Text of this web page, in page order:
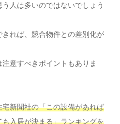
人は多いのではないでしょう
れば、競合物件との差別化が
意すべきポイントもありま
新聞社の「この設備があれば
入居が決まる」ランキングを